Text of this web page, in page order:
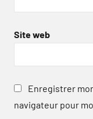
Site web
Enregistrer
navigateur pour